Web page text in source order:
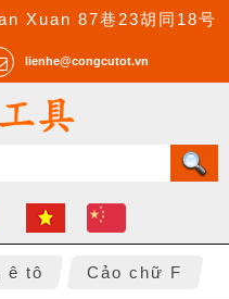
Xuan 87巷23胡同18号
lienhe@congcutot.vn
ê tô Cảo chữ F